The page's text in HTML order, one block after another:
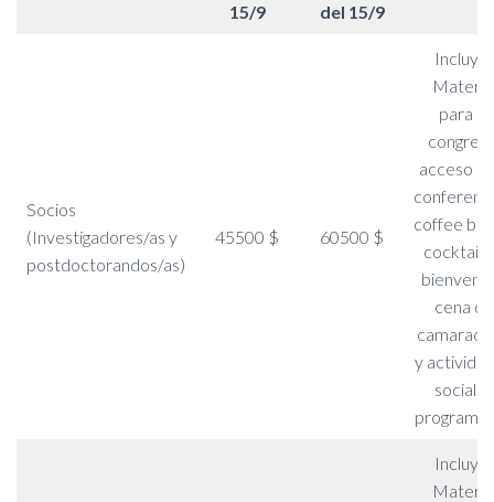
15/9
del 15/9
Socios
(Investigadores/as y
postdoctorandos/as)
45500 $ 60500 $
Incluye:
para el
acceso a
coffee
cocktail
cena de
y
sociales
Incluye: